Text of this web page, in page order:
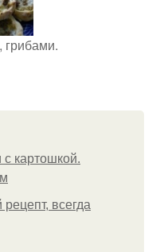
грибами.
картошкой.
всегда